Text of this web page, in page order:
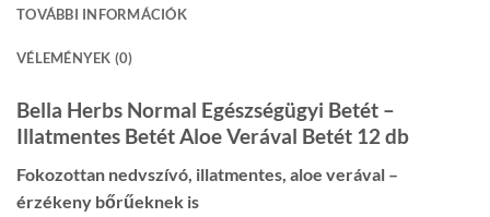
TOVÁBBI INFORMÁCIÓK
VÉLEMÉNYEK (0)
Bella Herbs Normal Egészségügyi Betét –
Illatmentes Betét Aloe Verával Betét 12 db
Fokozottan nedvszívó, illatmentes, aloe verával –
érzékeny bőrűeknek is